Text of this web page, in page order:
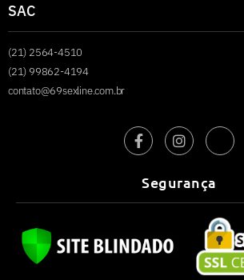
SAC
(21) 2564-4510
(21) 99862-4194
contato@69sexline.com.br
Segurança